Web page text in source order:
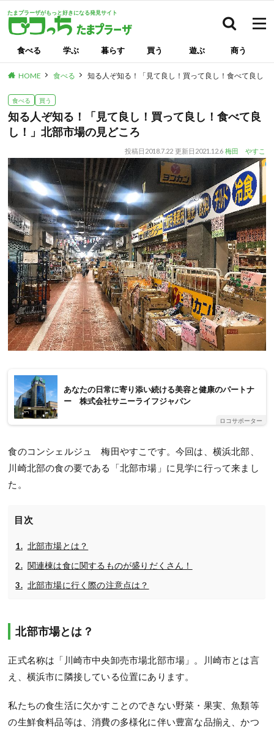
たまプラーザがもっと好きになる発見サイト
食べる 学ぶ 暮らす 買う 遊ぶ 商う
HOME 食べる 知る人ぞ知る！「見て良し！買って良し！食べて良し
食べる 買う
知る人ぞ知る！「見て良し！買って良し！食べて良
し！」北部市場の見どころ
投稿日 2018.7.22 更新日 2021.12.6 梅田 やすこ
あなたの日常に寄り添い続ける美容と健康のパートナ
ー 株式会社サニーライフジャパン
ロコサポーター
食のコンシェルジュ 梅田やすこです。今回は、横浜北部、
川崎北部の食の要である「北部市場」に見学に行って来まし
た。
目次
北部市場とは？
関連棟は食に関するものが盛りだくさん！
北部市場に行く際の注意点は？
北部市場とは？
正式名称は「川崎市中央卸売市場北部市場」。川崎市とは言
え、横浜市に隣接している位置にあります。
私たちの食生活に欠かすことのできない野菜・果実、魚類等
の生鮮食料品等は、消費の多様化に伴い豊富な品揃え、かつ